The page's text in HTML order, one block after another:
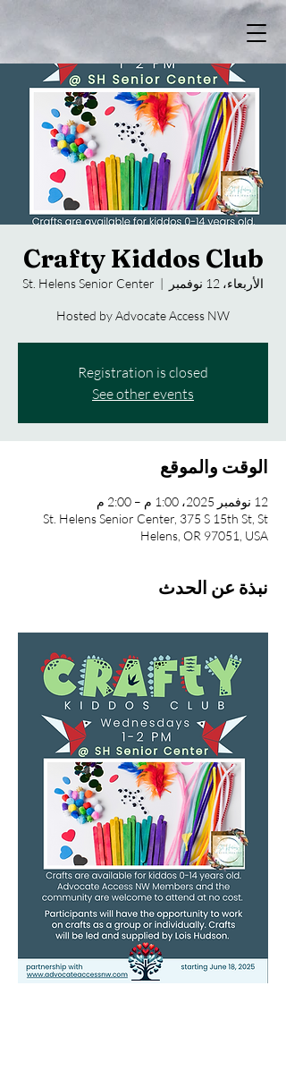
Crafty Kiddos Club
الأربعاء، 12 نوفمبر
  |
St. Helens Senior Center
Hosted by Advocate Access NW
Registration is closed
See other events
الوقت والموقع
12 نوفمبر 2025، 1:00 م – 2:00 م
St. Helens Senior Center, 375 S 15th St, St
Helens, OR 97051, USA
نبذة عن الحدث